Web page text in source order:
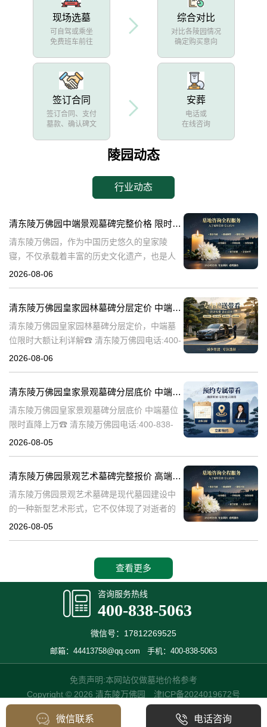
现场选墓
可自驾或乘坐
免费班车前往
综合对比
对比各陵园情况
确定购买意向
签订合同
签订合同、支付
墓款、确认碑文
安葬
电话或
在线咨询
陵园动态
行业动态
清东陵万佛园中端景观墓碑完整价格 限时减免多年管理费详解
清东陵万佛园，作为中国历史悠久的皇家陵
寝，不仅承载着丰富的历史文化遗产，也是人
们缅怀先人、寄托哀思的重要场所。近年来，
清
2026-08-06
清东陵万佛园皇家园林墓碑分层定价 中端墓位限时大额让利详解
清东陵万佛园皇家园林墓碑分层定价，中端墓
位限时大额让利详解☎ 清东陵万佛园电话:400-
838-5063清东陵万佛园，作为中国历史上著名
2026-08-06
清东陵万佛园皇家景观墓碑分层底价 中端墓位限时直降上万
清东陵万佛园皇家景观墓碑分层底价 中端墓位
限时直降上万☎ 清东陵万佛园电话:400-838-
5063清东陵万佛园，作为中国历史上著名的皇
2026-08-05
清东陵万佛园景观艺术墓碑完整报价 高端墓型大额直降活动详解
清东陵万佛园景观艺术墓碑是现代墓园建设中
的一种新型艺术形式，它不仅体现了对逝者的
尊重和缅怀，更是一种文化艺术的传承。本文
2026-08-05
查看更多
咨询服务热线
400-838-5063
微信号：17812269525
邮箱：44413758@qq.com 手机：400-838-5063
免责声明:本网站仅做墓地价格参考
Copyright © 2026 清东陵万佛园 津ICP备2024019672号
微信联系 电话咨询